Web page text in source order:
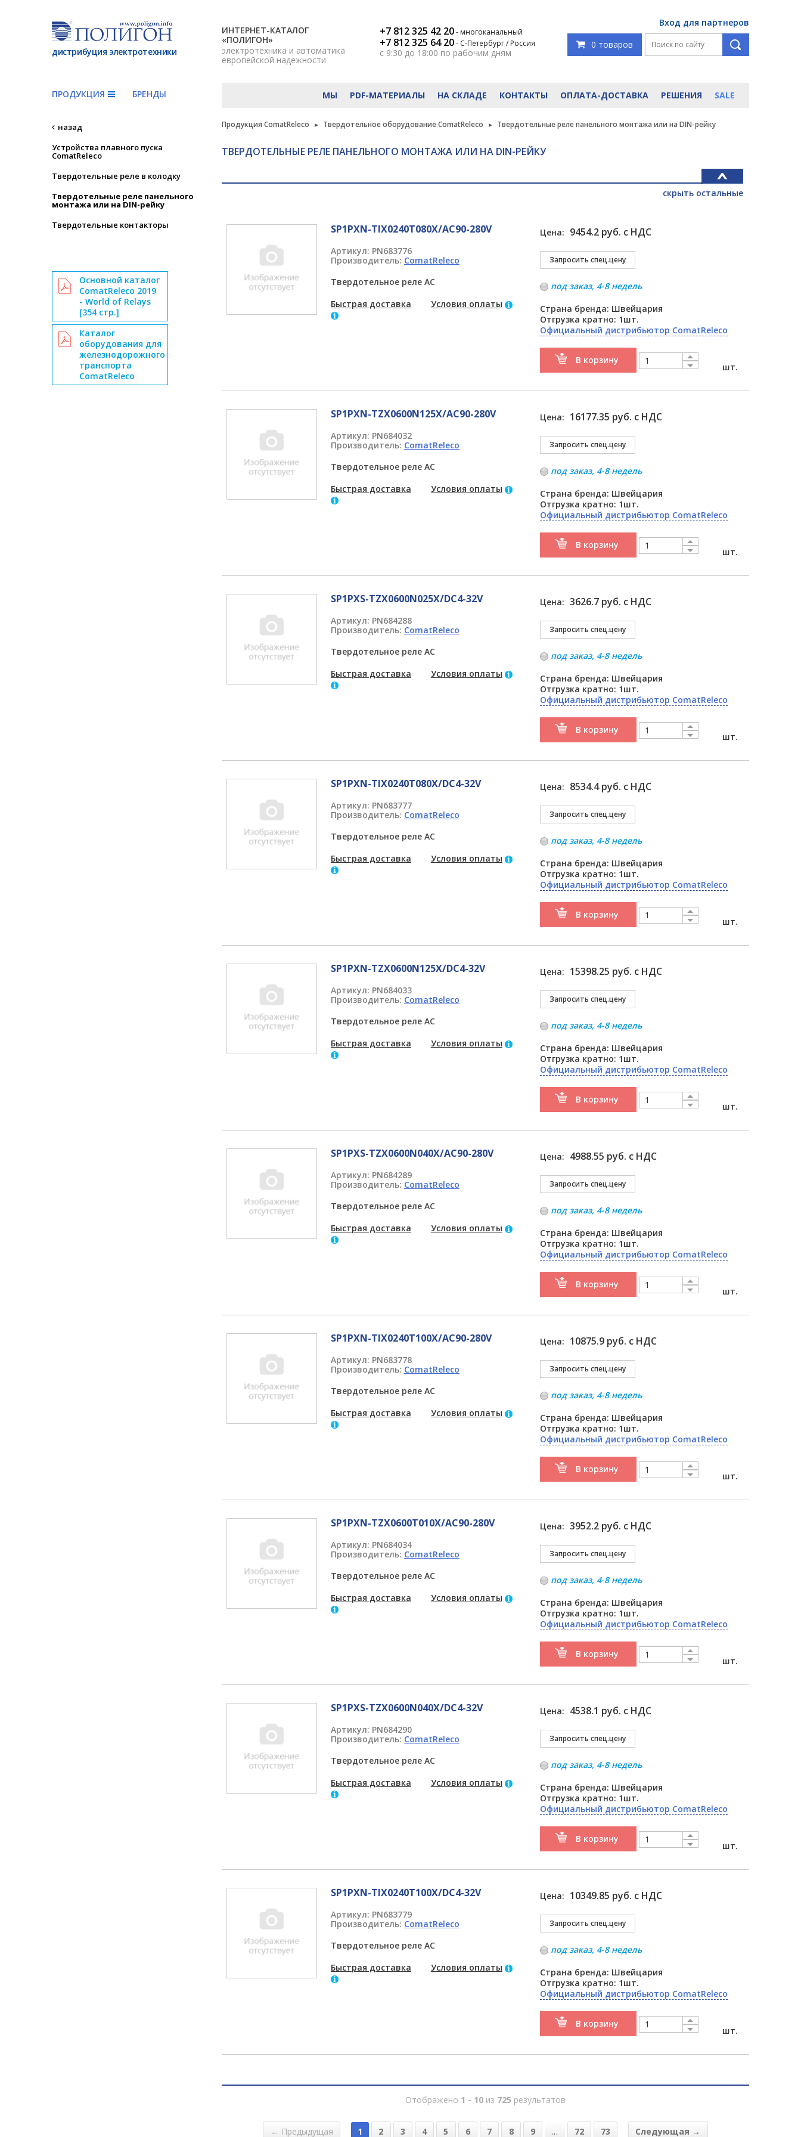
дистрибуция электротехники
ИНТЕРНЕТ-КАТАЛОГ
«ПОЛИГОН»
электротехника и автоматика
европейской надежности
+7 812 325 42 20- многоканальный
+7 812 325 64 20- С-Петербург / Россия
с 9:30 до 18:00 по рабочим дням
Вход для партнеров
0 товаров
ПРОДУКЦИЯ БРЕНДЫ МЫ PDF-МАТЕРИАЛЫ НА СКЛАДЕ КОНТАКТЫ ОПЛАТА-ДОСТАВКА РЕШЕНИЯ SALE
назад
Устройства плавного пуска
ComatReleco
Твердотельные реле в колодку
Твердотельные реле панельного
монтажа или на DIN-рейку
Твердотельные контакторы
Основной каталог
ComatReleco 2019
- World of Relays
[354 стр.]
Каталог
оборудования для
железнодорожного
транспорта
ComatReleco
Продукция ComatReleco Твердотельное оборудование ComatReleco Твердотельные реле панельного монтажа или на DIN-рейку
ТВЕРДОТЕЛЬНЫЕ РЕЛЕ ПАНЕЛЬНОГО МОНТАЖА ИЛИ НА DIN-РЕЙКУ
скрыть остальные
SP1PXN-TIX0240T080X/AC90-280V
Артикул: PN683776
Производитель: ComatReleco
Твердотельное реле AC
Быстрая доставка
Условия оплаты
Цена: 9454.2 руб. с НДС
под заказ, 4-8 недель
Страна бренда: Швейцария
Отгрузка кратно: 1шт.
Официальный дистрибьютор ComatReleco
В корзину
шт.
SP1PXN-TZX0600N125X/AC90-280V
Артикул: PN684032
Производитель: ComatReleco
Твердотельное реле AC
Быстрая доставка
Условия оплаты
Цена: 16177.35 руб. с НДС
под заказ, 4-8 недель
Страна бренда: Швейцария
Отгрузка кратно: 1шт.
Официальный дистрибьютор ComatReleco
В корзину
шт.
SP1PXS-TZX0600N025X/DC4-32V
Артикул: PN684288
Производитель: ComatReleco
Твердотельное реле AC
Быстрая доставка
Условия оплаты
Цена: 3626.7 руб. с НДС
под заказ, 4-8 недель
Страна бренда: Швейцария
Отгрузка кратно: 1шт.
Официальный дистрибьютор ComatReleco
В корзину
шт.
SP1PXN-TIX0240T080X/DC4-32V
Артикул: PN683777
Производитель: ComatReleco
Твердотельное реле AC
Быстрая доставка
Условия оплаты
Цена: 8534.4 руб. с НДС
под заказ, 4-8 недель
Страна бренда: Швейцария
Отгрузка кратно: 1шт.
Официальный дистрибьютор ComatReleco
В корзину
шт.
SP1PXN-TZX0600N125X/DC4-32V
Артикул: PN684033
Производитель: ComatReleco
Твердотельное реле AC
Быстрая доставка
Условия оплаты
Цена: 15398.25 руб. с НДС
под заказ, 4-8 недель
Страна бренда: Швейцария
Отгрузка кратно: 1шт.
Официальный дистрибьютор ComatReleco
В корзину
шт.
SP1PXS-TZX0600N040X/AC90-280V
Артикул: PN684289
Производитель: ComatReleco
Твердотельное реле AC
Быстрая доставка
Условия оплаты
Цена: 4988.55 руб. с НДС
под заказ, 4-8 недель
Страна бренда: Швейцария
Отгрузка кратно: 1шт.
Официальный дистрибьютор ComatReleco
В корзину
шт.
SP1PXN-TIX0240T100X/AC90-280V
Артикул: PN683778
Производитель: ComatReleco
Твердотельное реле AC
Быстрая доставка
Условия оплаты
Цена: 10875.9 руб. с НДС
под заказ, 4-8 недель
Страна бренда: Швейцария
Отгрузка кратно: 1шт.
Официальный дистрибьютор ComatReleco
В корзину
шт.
SP1PXN-TZX0600T010X/AC90-280V
Артикул: PN684034
Производитель: ComatReleco
Твердотельное реле AC
Быстрая доставка
Условия оплаты
Цена: 3952.2 руб. с НДС
под заказ, 4-8 недель
Страна бренда: Швейцария
Отгрузка кратно: 1шт.
Официальный дистрибьютор ComatReleco
В корзину
шт.
SP1PXS-TZX0600N040X/DC4-32V
Артикул: PN684290
Производитель: ComatReleco
Твердотельное реле AC
Быстрая доставка
Условия оплаты
Цена: 4538.1 руб. с НДС
под заказ, 4-8 недель
Страна бренда: Швейцария
Отгрузка кратно: 1шт.
Официальный дистрибьютор ComatReleco
В корзину
шт.
SP1PXN-TIX0240T100X/DC4-32V
Артикул: PN683779
Производитель: ComatReleco
Твердотельное реле AC
Быстрая доставка
Условия оплаты
Цена: 10349.85 руб. с НДС
под заказ, 4-8 недель
Страна бренда: Швейцария
Отгрузка кратно: 1шт.
Официальный дистрибьютор ComatReleco
В корзину
шт.
Отображено 1 - 10 из 725 результатов
← Предыдущая 1 2 3 4 5 6 7 8 9 … 72 73 Следующая →